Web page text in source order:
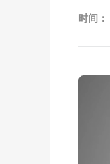
时间：